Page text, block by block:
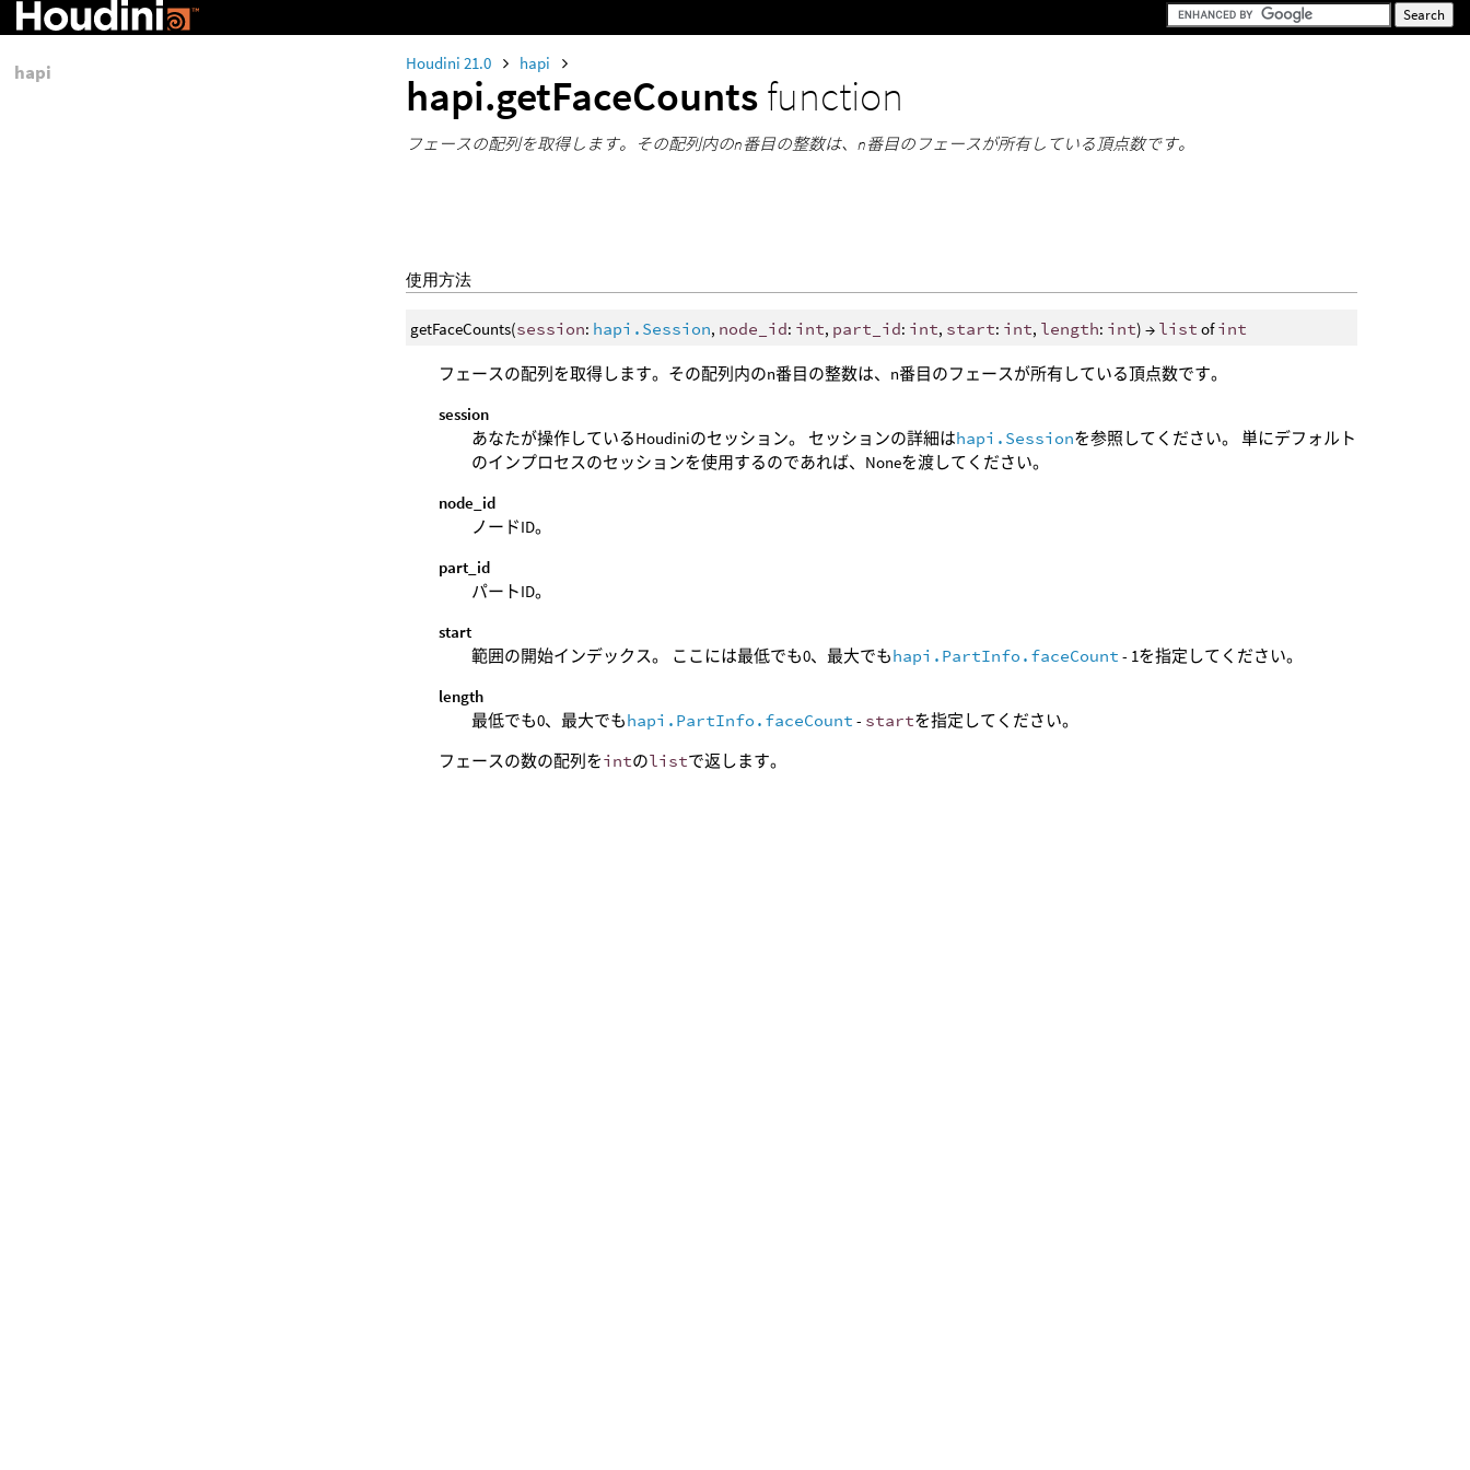
Houdini 21.0 hapi
hapi.getFaceCountsfunction
フェースの配列を取得します。その配列内のn番目の整数は、n番目のフェースが所有している頂点数です。
使用方法
getFaceCounts(session: hapi.Session, node_id: int, part_id: int, start: int, length: int) → list ofint
フェースの配列を取得します。その配列内のn番目の整数は、n番目のフェースが所有している頂点数です。
session
あなたが操作しているHoudiniのセッション。 セッションの詳細はhapi.Sessionを参照してください。 単にデフォルト
のインプロセスのセッションを使用するのであれば、Noneを渡してください。
node_id
ノードID。
part_id
パートID。
start
範囲の開始インデックス。 ここには最低でも0、最大でもhapi.PartInfo.faceCount - 1を指定してください。
length
最低でも0、最大でもhapi.PartInfo.faceCount - startを指定してください。
フェースの数の配列をintのlistで返します。
hapi